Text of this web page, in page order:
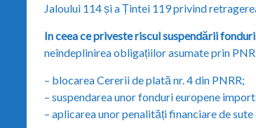
Jaloului 114 și a Țintei 119 privind
In ceea ce priveste riscul suspendării
neîndeplinirea obligațiilor asumate prin
– blocarea Cererii de plată nr. 4 din PNRR;
– suspendarea unor fonduri europene
– aplicarea unor penalități financiare de sute